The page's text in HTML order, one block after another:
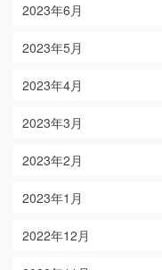
2023年6月
2023年5月
2023年4月
2023年3月
2023年2月
2023年1月
2022年12月